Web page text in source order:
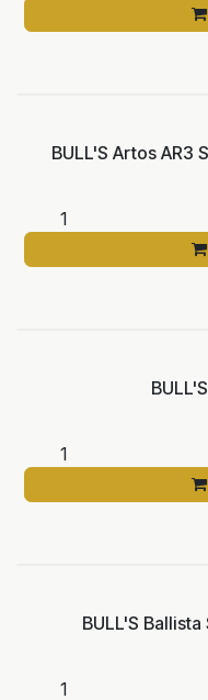
BULL'S Artos AR3
BULL'S